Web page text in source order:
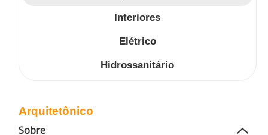
Interiores
Elétrico
Hidrossanitário
Arquitetônico
Sobre